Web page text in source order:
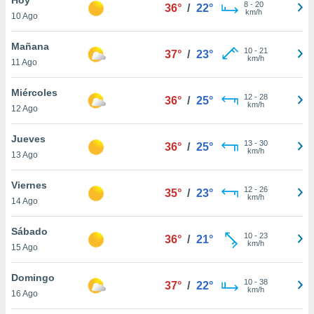
y
en
más
de
cookies
10 Ago
36° / 22° 8- 20
km/h
Mañana
11 Ago
37° / 23° 10- 21
km/h
Miércoles
12 Ago
36° / 25° 12- 28
km/h
Jueves
13 Ago
36° / 25° 13- 30
km/h
Viernes
14 Ago
35° / 23° 12- 26
km/h
Sábado
15 Ago
36° / 21° 10- 23
km/h
Domingo
16 Ago
37° / 22° 10- 38
km/h